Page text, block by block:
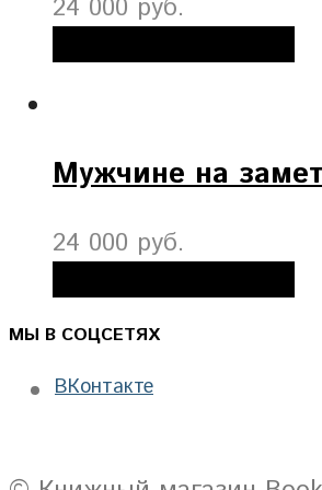
24 000 руб.
Мужчине на
24 000 руб.
МЫ В СОЦСЕТЯХ
ВКонтакте